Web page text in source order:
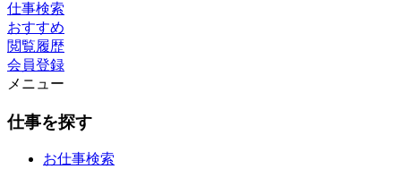
仕事検索
おすすめ
閲覧履歴
会員登録
メニュー
仕事を探す
お仕事検索